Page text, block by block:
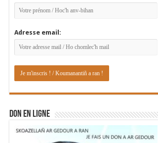
Adresse email:
DON EN LIGNE